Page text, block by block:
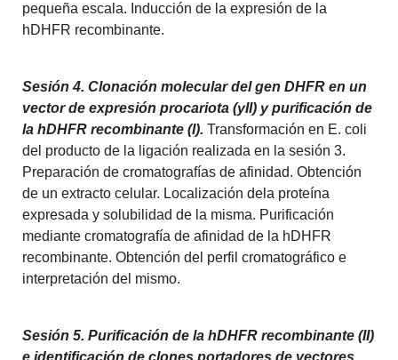
pequeña escala. Inducción de la expresión de la
hDHFR recombinante.
Sesión 4. Clonación molecular del gen DHFR en un
vector de expresión procariota (yII) y purificación de
la hDHFR recombinante (I). Transformación en E. coli
del producto de la ligación realizada en la sesión 3.
Preparación de cromatografías de afinidad. Obtención
de un extracto celular. Localización dela proteína
expresada y solubilidad de la misma. Purificación
mediante cromatografía de afinidad de la hDHFR
recombinante. Obtención del perfil cromatográfico e
interpretación del mismo.
Sesión 5. Purificación de la hDHFR recombinante (II)